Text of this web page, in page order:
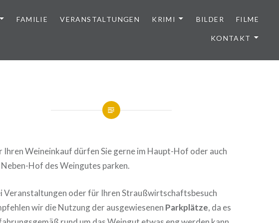
FAMILIE VERANSTALTUNGEN KRIMI BILDER FILME
KONTAKT
Ihren Weineinkauf dürfen Sie gerne im Haupt-Hof oder auch
Neben-Hof des Weingutes parken.
Veranstaltungen oder für Ihren Straußwirtschaftsbesuch
wir die Nutzung der ausgewiesenen Parkplätze, da es